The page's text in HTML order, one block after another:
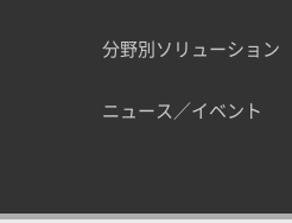
分野別ソリューション
ニュース／イベント